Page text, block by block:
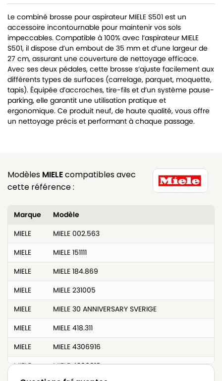
Le combiné brosse pour aspirateur MIELE S501 est un
accessoire incontournable pour maintenir vos sols
impeccables. Compatible à 100% avec l’aspirateur MIELE
S501, il dispose d’un embout de 35 mm et d’une largeur de
27 cm, assurant une couverture de nettoyage efficace.
Avec ses deux pédales, cette brosse s’ajuste facilement aux
différents types de surfaces (carrelage, parquet, moquette,
tapis). Équipée d’accroches, tire-fils et d’un système pause-
parking, elle garantit une utilisation pratique et
ergonomique. Ce produit neuf, de haute qualité, vous offre
un nettoyage précis et performant à chaque passage.
Modèles MIELEcompatibles avec
cette référence :
Marque
Modèle
MIELE
MIELE 002.563
MIELE
MIELE 151111
MIELE
MIELE 184.869
MIELE
MIELE 231005
MIELE
MIELE 30 ANNIVERSARY SVERIGE
MIELE
MIELE 418.311
MIELE
MIELE 4306916
MIELE
MIELE 4306918